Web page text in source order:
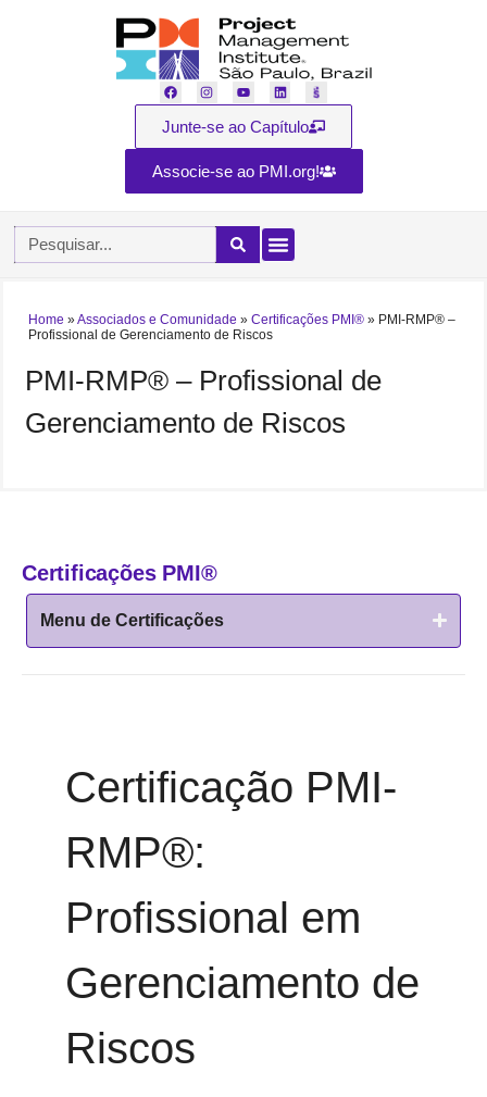
Junte-se ao Capítulo
Associe-se ao PMI.org!
Home »Associados e Comunidade » Certificações PMI® » PMI-RMP® –
Profissional de Gerenciamento de Riscos
PMI-RMP® – Profissional de
Gerenciamento de Riscos
Certificações PMI®
Menu de Certificações
Certificação PMI-
RMP®:
Profissional em
Gerenciamento de
Riscos